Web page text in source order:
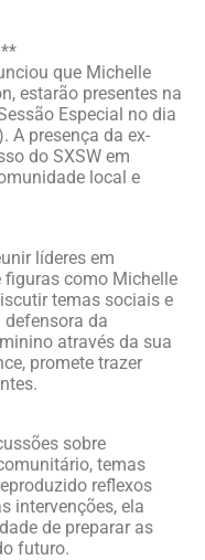
que Michelle
estarão presentes na
Especial no dia
A presença da ex-
do SXSW em
local e
líderes em
figuras como Michelle
temas sociais e
da
através da sua
promete trazer
sobre
temas
reflexos
intervenções, ela
de preparar as
futuro.